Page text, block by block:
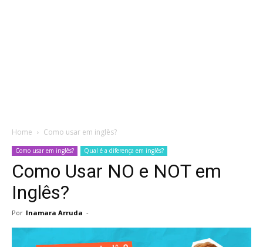
Home Como usar em inglês?
Como usar em inglês? Qual é a diferença em inglês?
Como Usar NO e NOT em
Inglês?
Por Inamara Arruda -